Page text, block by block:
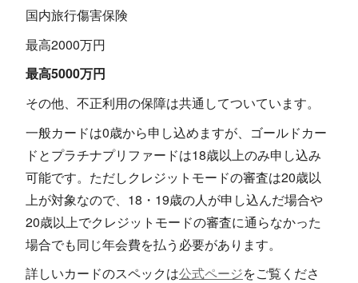
国内旅行傷害保険
最高2000万円
最高5000万円
その他、不正利用の保障は共通してついています。
一般カードは0歳から申し込めますが、ゴールドカー
ドとプラチナプリファードは18歳以上のみ申し込み
可能です。ただしクレジットモードの審査は20歳以
上が対象なので、18・19歳の人が申し込んだ場合や
20歳以上でクレジットモードの審査に通らなかった
場合でも同じ年会費を払う必要があります。
詳しいカードのスペックは公式ページをご覧くださ